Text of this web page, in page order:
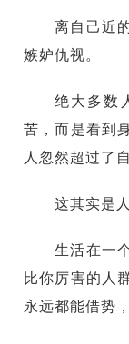
离自己近
嫉妒仇视。
绝大多数
苦，而是看到
人忽然超过了
这其实是
生活在一
比你厉害的人
永远都能借势